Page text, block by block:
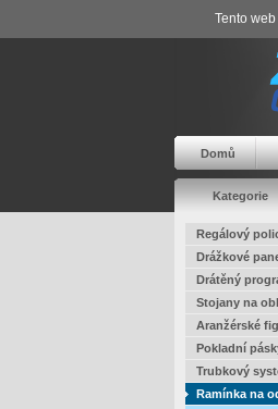
Domů
Kategorie
Regálový
Drážkové
Drátěný
Stojany na
Aranžérské
Pokladní
Trubkový
Ramínka na
Tento